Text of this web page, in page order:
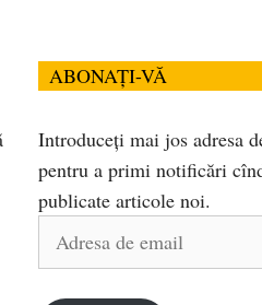
ABONAȚI-VĂ
Introduceți mai jos adresa
pentru a primi notificări
publicate articole noi.
Adresa